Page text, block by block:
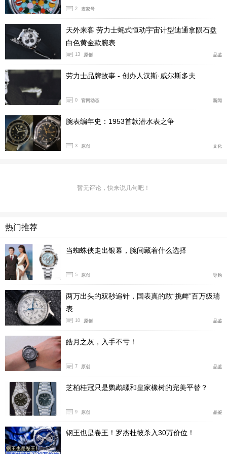
牌官方认证中古腕表，宾客可选购经过鉴定、保养并享有
全新两年全球保用保证的劳力士中古腕表。
致，独具特色。店内结构和装饰相得益彰，空间舒适，尽
牌矢志追求卓越品质的理念精髓。
店面设计处处彰显着劳力士的腕表美学。店铺外墙的设
计灵感，源自经典蚝式腕表的三角坑纹外圈，纤薄且精准
对齐的结构元素，在光影交错间变奏出灵动的视觉韵律。
从不同角度观赏，店铺外墙流转变幻的微妙色彩与光泽，
宛若时间悄然流逝，这一主题亦与展柜的坑纹造型相呼
2 表家号
天外来客 劳力士蚝式恒动宇宙计型迪通拿陨石盘
白色黄金款腕表
13 原创 品鉴
劳力士品牌故事 - 创办人汉斯·威尔斯多夫
0 官网动态 新闻
腕表编年史：1953首款潜水表之争
3 原创 文化
暂无评论，快来说几句吧！
热门推荐
当蜘蛛侠走出银幕，腕间藏着什么选择
5 原创 导购
两万出头的双秒追针，国表真的敢“挑衅”百万级瑞
表
10 原创 品鉴
皓月之灰，入手不亏！
7 原创 品鉴
芝柏桂冠只是鹦鹉螺和皇家橡树的完美平替？
9 原创 品鉴
钢王也是卷王！罗杰杜彼杀入30万价位！